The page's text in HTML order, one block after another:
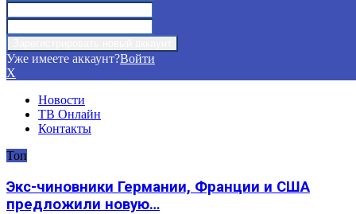
Уже имеете аккаунт?Войти
X
Новости
ТВ Онлайн
Контакты
Топ
Экс-чиновники Германии, Франции и США
предложили новую…